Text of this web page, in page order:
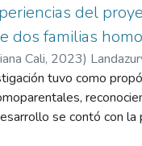
del
dos familias
Cali, 2023)
tuvo como
se contó con la
a través de la